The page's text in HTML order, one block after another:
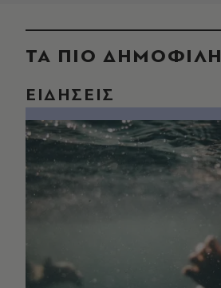
ΤΑ ΠΙΟ ΔΗΜΟΦΙΛΗ
ΕΙΔΗΣΕΙΣ